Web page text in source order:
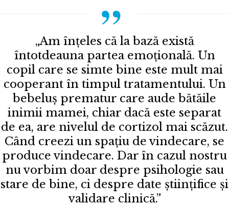
„Am înțeles că la bază există
întotdeauna partea emoțională. Un
copil care se simte bine este mult mai
cooperant în timpul tratamentului. Un
bebeluș prematur care aude bătăile
inimii mamei, chiar dacă este separat
de ea, are nivelul de cortizol mai scăzut.
Când creezi un spațiu de vindecare, se
produce vindecare. Dar în cazul nostru
nu vorbim doar despre psihologie sau
stare de bine, ci despre date științifice și
validare clinică.”